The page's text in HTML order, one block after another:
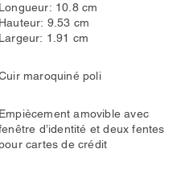
Longueur: 10.8 cm
Hauteur: 9.53 cm
Largeur: 1.91 cm
maroquiné poli
Empiècement amovible avec
d’identité et deux fentes
cartes de crédit